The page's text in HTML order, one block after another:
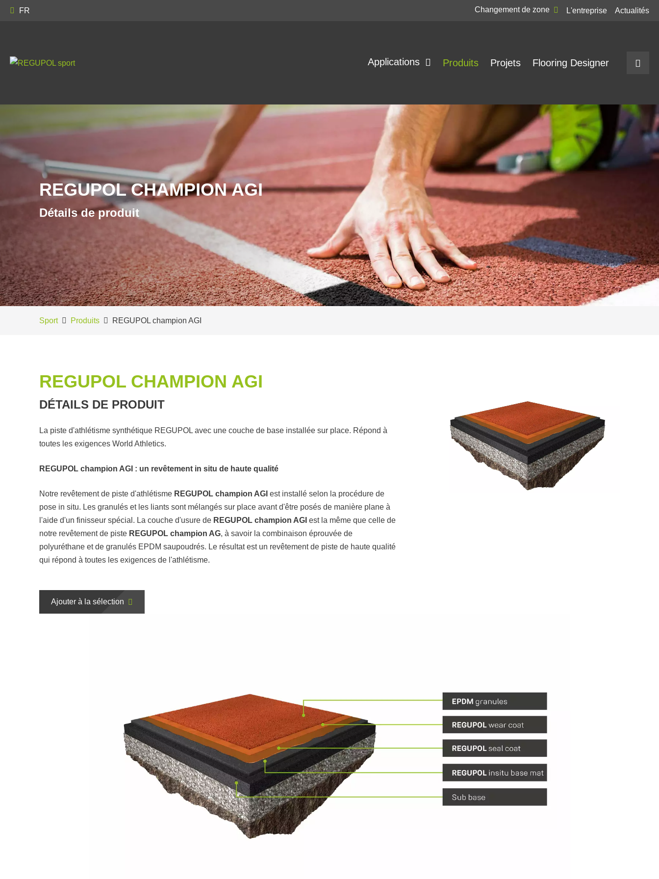
FR Changement de zone L'entreprise Actualités
Applications Produits Projets Flooring Designer
REGUPOL CHAMPION AGI
Détails de produit
Sport Produits REGUPOL champion AGI
REGUPOL CHAMPION AGI
DÉTAILS DE PRODUIT
La piste d'athlétisme synthétique REGUPOL avec une couche de base installée sur place. Répond à
toutes les exigences World Athletics.
REGUPOL champion AGI : un revêtement in situ de haute qualité
Notre revêtement de piste d'athlétisme REGUPOL champion AGI est installé selon la procédure de
pose in situ. Les granulés et les liants sont mélangés sur place avant d'être posés de manière plane à
l'aide d'un finisseur spécial. La couche d'usure de REGUPOL champion AGI est la même que celle de
notre revêtement de piste REGUPOL champion AG, à savoir la combinaison éprouvée de
polyuréthane et de granulés EPDM saupoudrés. Le résultat est un revêtement de piste de haute qualité
qui répond à toutes les exigences de l'athlétisme.
Ajouter à la sélection